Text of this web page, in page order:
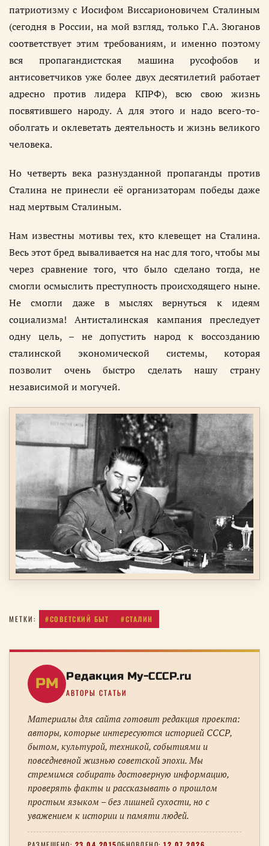
патриотизму с Иосифом Виссарионовичем Сталиным
(сегодня в России, на мой взгляд, только Г.А. Зюганов
соответствует этим требованиям, и именно поэтому
вся пропагандистская машина русофобов и
антисоветчиков уже более двух десятилетий работает
адресно против лидера КПРФ), всю свою жизнь
посвятившего народу. А для этого и надо всего-то-
оболгать и оклеветать деятельность и жизнь великого
человека.
Но четверть века разнузданной пропаганды против
Сталина не принесли её организаторам победы даже
над мертвым Сталиным.
Нам известны мотивы тех, кто клевещет на Сталина.
Весь этот бред вываливается на нас для того, чтобы мы
через сравнение того, что было сделано тогда, не
смогли осмыслить преступность происходящего ныне.
Не смогли даже в мыслях вернуться к идеям
социализма! Антисталинская кампания преследует
одну цель, – не допустить народ к воссозданию
сталинской экономической системы, которая
позволит очень быстро сделать нашу страну
независимой и могучей.
МЕТКИ: #СОВЕТСКИЙ БЫТ #СТАЛИН
РM Редакция My-CCCP.ru
АВТОРЫ СТАТЬИ
Материалы для сайта готовит редакция проекта:
авторы, которые интересуются историей СССР,
бытом, культурой, техникой, событиями и
повседневной жизнью советской эпохи. Мы
стремимся собирать достоверную информацию,
проверять факты и рассказывать о прошлом
простым языком – без лишней сухости, но с
уважением к истории и памяти людей.